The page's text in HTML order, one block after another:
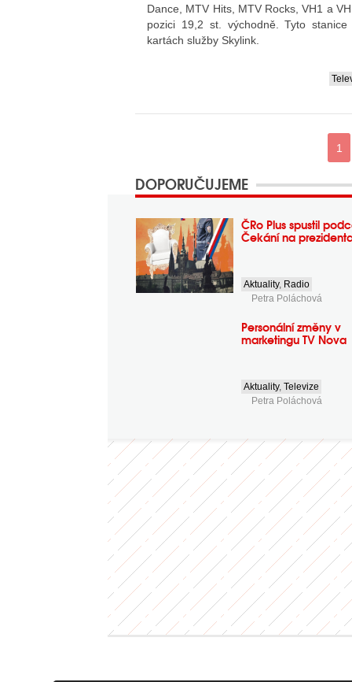
Dance, MTV Hits, MTV Rocks, VH1 a
pozici 19,2 st. východně. Tyto
kartách služby Skylink.
1
DOPORUČUJEME
ČRo Plus spustil
Čekání na
Aktuality, Radio
Petra Poláchová
Personální změny v
marketingu TV Nova
Aktuality,Televize
Petra Poláchová